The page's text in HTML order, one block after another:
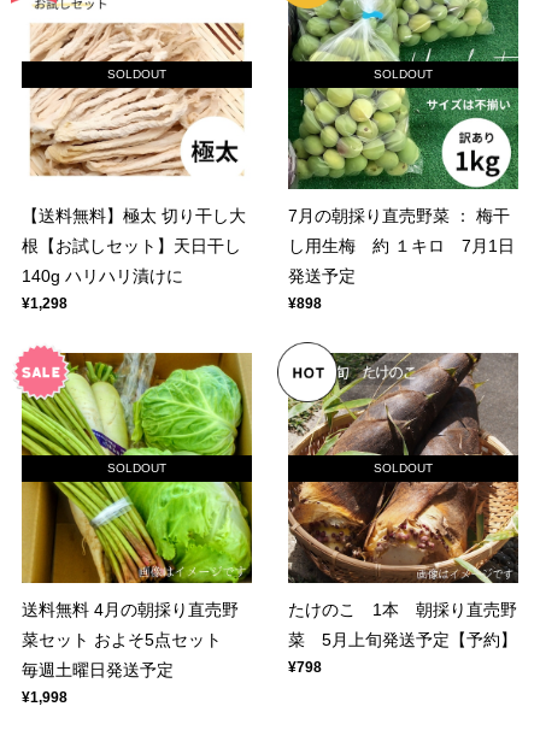
SOLDOUT
【送料無料】極太 切り干し大
根【お試しセット】天日干し
140g ハリハリ漬けに
¥1,298
SOLDOUT
7月の朝採り直売野菜 ： 梅干
し用生梅 約 １キロ 7月1日
発送予定
¥898
SOLDOUT
送料無料 4月の朝採り直売野
菜セット およそ5点セット
毎週土曜日発送予定
¥1,998
SOLDOUT
たけのこ 1本 朝採り直売野
菜 5月上旬発送予定【予約】
¥798